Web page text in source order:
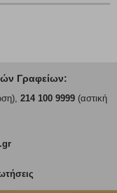
Γραφείων:
214 100 9999(αστική